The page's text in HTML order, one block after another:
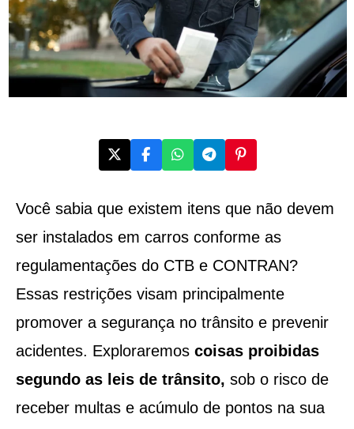
Você sabia que existem itens que não devem
ser instalados em carros conforme as
regulamentações do CTB e CONTRAN?
Essas restrições visam principalmente
promover a segurança no trânsito e prevenir
acidentes. Exploraremos coisas proibidas
segundo as leis de trânsito, sob o risco de
receber multas e acúmulo de pontos na sua